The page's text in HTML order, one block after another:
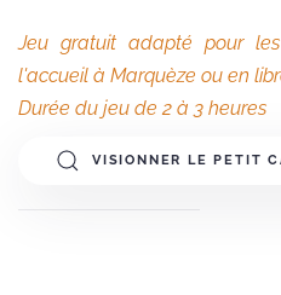
Jeu gratuit adapté pour
l'accueil à Marquèze ou en
Durée du jeu de 2 à 3 heures
VISIONNER LE PETIT